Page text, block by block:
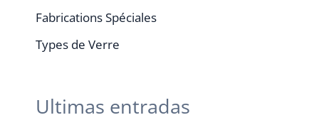
Fabrications Spéciales
Types de Verre
Ultimas entradas